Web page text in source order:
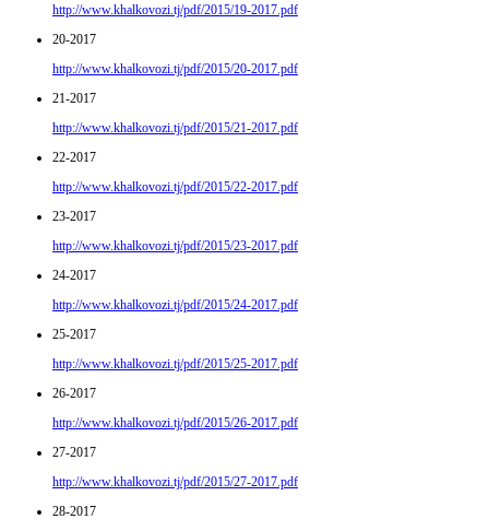
http://www.khalkovozi.tj/pdf/2015/19-2017.pdf
20-2017
http://www.khalkovozi.tj/pdf/2015/20-2017.pdf
21-2017
http://www.khalkovozi.tj/pdf/2015/21-2017.pdf
22-2017
http://www.khalkovozi.tj/pdf/2015/22-2017.pdf
23-2017
http://www.khalkovozi.tj/pdf/2015/23-2017.pdf
24-2017
http://www.khalkovozi.tj/pdf/2015/24-2017.pdf
25-2017
http://www.khalkovozi.tj/pdf/2015/25-2017.pdf
26-2017
http://www.khalkovozi.tj/pdf/2015/26-2017.pdf
27-2017
http://www.khalkovozi.tj/pdf/2015/27-2017.pdf
28-2017